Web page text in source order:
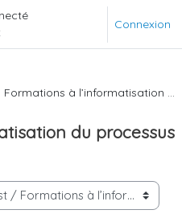
Connexion
Formations à l’informatisation du processus de soins (IPS)
du processus